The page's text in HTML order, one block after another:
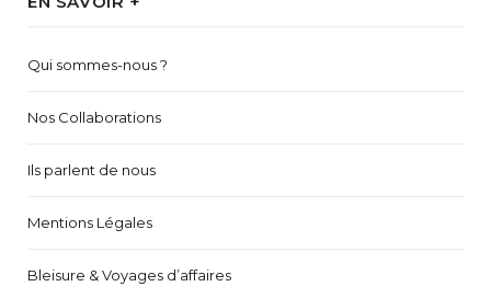
Qui sommes-nous ?
Nos Collaborations
Ils parlent de nous
Mentions Légales
Bleisure & Voyages d’affaires